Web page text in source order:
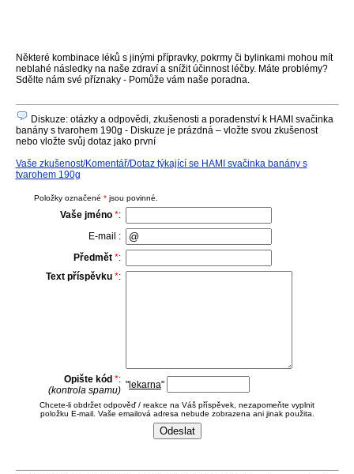
Některé kombinace léků s jinými přípravky, pokrmy či bylinkami mohou mít
neblahé následky na naše zdraví a snížit účinnost léčby. Máte problémy?
Sdělte nám své příznaky - Pomůže vám naše poradna.
Diskuze: otázky a odpovědi, zkušenosti a poradenství k HAMI svačinka
banány s tvarohem 190g - Diskuze je prázdná – vložte svou zkušenost
nebo vložte svůj dotaz jako první
Vaše zkušenost/Komentář/Dotaz týkající se HAMI svačinka banány s
tvarohem 190g
Položky označené * jsou povinné.
Vaše jméno *:
E-mail :
Předmět *:
Text příspěvku *:
Opište kód *:
(kontrola spamu) " lekarna"
Chcete-li obdržet odpověď / reakce na Váš příspěvek, nezapomeňte vyplnit
položku E-mail. Vaše emailová adresa nebude zobrazena ani jinak použita.